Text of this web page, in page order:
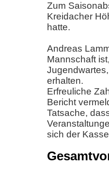
Zum
Kreidacher
hatte.
Andreas
Mannschaft
erhalten.
Erfreuliche
Bericht
Tatsache,
sich der